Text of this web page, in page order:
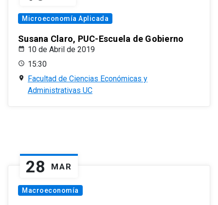
Microeconomía Aplicada
Susana Claro, PUC-Escuela de Gobierno
10 de Abril de 2019
15:30
Facultad de Ciencias Económicas y
Administrativas UC
28 MAR
Macroeconomía